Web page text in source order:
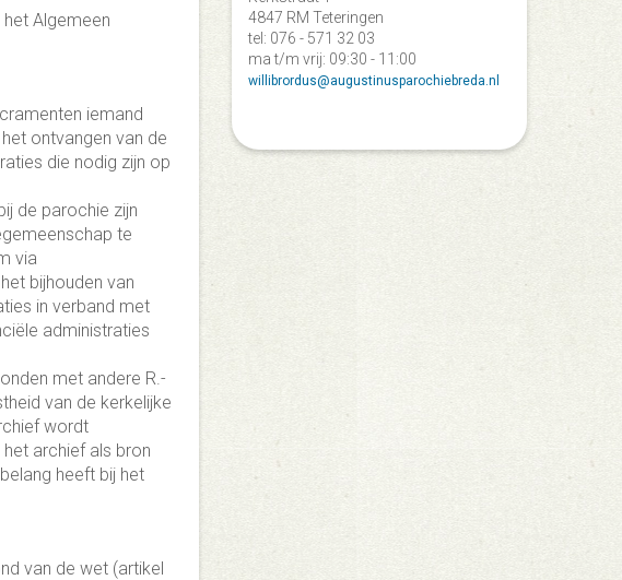
Algemeen
iemand
ontvangen van de
die nodig zijn op
de parochie zijn
te
via
bijhouden van
in verband met
administraties
met andere R.-
van de kerkelijke
wordt
archief als bron
heeft bij het
van de wet (artikel
4847 RM Teteringen
tel: 076 - 571 32 03
ma t/m vrij: 09:30 - 11:00
willibrordus@augustinusparochiebreda.nl